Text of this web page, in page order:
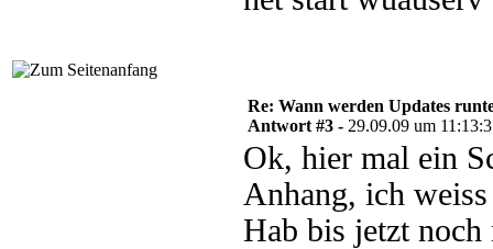
Re: Wann werden Updates
Antwort #3 - 29.09.09 um
Ok, hier mal ein
Anhang, ich
Hab bis jetzt